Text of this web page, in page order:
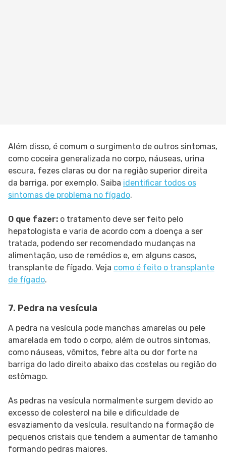
Além disso, é comum o surgimento de outros sintomas,
como coceira generalizada no corpo, náuseas, urina
escura, fezes claras ou dor na região superior direita
da barriga, por exemplo. Saiba identificar todos os
sintomas de problema no fígado.
O que fazer: o tratamento deve ser feito pelo
hepatologista e varia de acordo com a doença a ser
tratada, podendo ser recomendado mudanças na
alimentação, uso de remédios e, em alguns casos,
transplante de fígado. Veja como é feito o transplante
de fígado.
7. Pedra na vesícula
A pedra na vesícula pode manchas amarelas ou pele
amarelada em todo o corpo, além de outros sintomas,
como náuseas, vômitos, febre alta ou dor forte na
barriga do lado direito abaixo das costelas ou região do
estômago.
As pedras na vesícula normalmente surgem devido ao
excesso de colesterol na bile e dificuldade de
esvaziamento da vesícula, resultando na formação de
pequenos cristais que tendem a aumentar de tamanho
formando pedras maiores.